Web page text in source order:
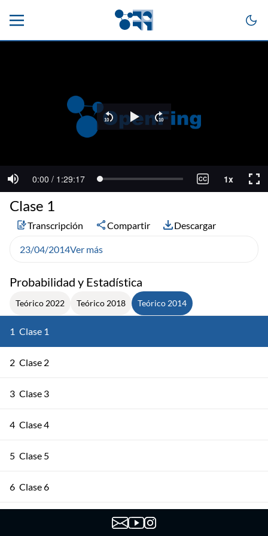
Probabilidad y Estadística
Teórico 2022 Teórico 2018 Teórico 2014
1 Clase 1
2 Clase 2
3 Clase 3
4 Clase 4
5 Clase 5
6 Clase 6
Clase 1
Transcripción Compartir Descargar
23/04/2014Ver más